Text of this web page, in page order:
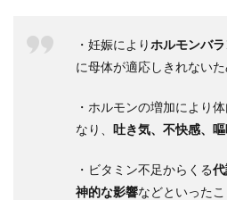
・妊娠によりホルモンバ
に母体が適応しきれないた
・ホルモンの増加により
なり、
吐き気、不快感、
・ビタミン不足からくる
神的な影響などといった